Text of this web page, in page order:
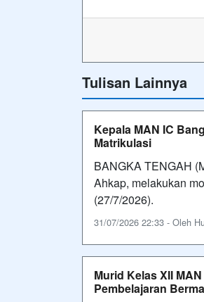
Tulisan Lainnya
Kepala MAN IC
Matrikulasi
BANGKA TENGAH
Ahkap, melakukan
(27/7/2026).
31/07/2026 22:33 - Oleh
Murid Kelas XII
Pembelajaran